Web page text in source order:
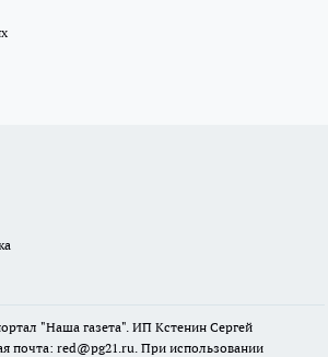
"Наша газета". ИП Кстенин Сергей
почта: red@pg21.ru. При использовании